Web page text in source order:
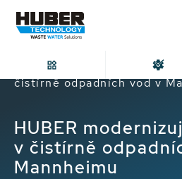
Domů
HUBER
čistírně odpadních vod v
HUBER
v čistírně
Mannheimu